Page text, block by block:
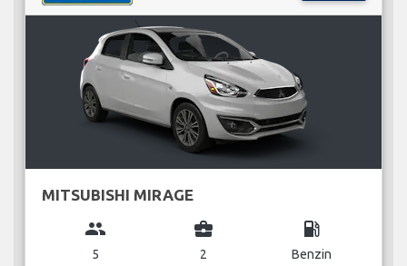
MITSUBISHI MIRAGE
group
5
business_center
2
local_gas_station
Benzin